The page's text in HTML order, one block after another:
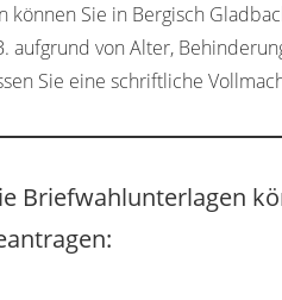
können Sie in Bergisch
aufgrund von Alter,
Sie eine schriftliche
Briefwahlunterlagen